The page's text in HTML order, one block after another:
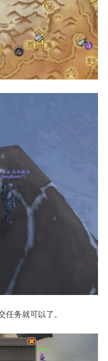
任务就可以了。